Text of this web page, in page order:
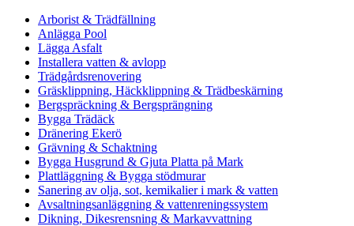
Arborist & Trädfällning
Anlägga Pool
Lägga Asfalt
Installera vatten & avlopp
Trädgårdsrenovering
Gräsklippning, Häckklippning & Trädbeskärning
Bergspräckning & Bergsprängning
Bygga Trädäck
Dränering Ekerö
Grävning & Schaktning
Bygga Husgrund & Gjuta Platta på Mark
Plattläggning & Bygga stödmurar
Sanering av olja, sot, kemikalier i mark & vatten
Avsaltningsanläggning & vattenreningssystem
Dikning, Dikesrensning & Markavvattning